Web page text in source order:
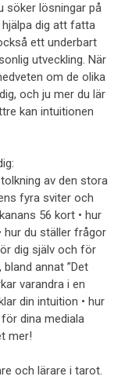
söker lösningar på
dig att fatta
ett underbart
utveckling. När
om de olika
och ju mer du lär
kan intuitionen
av den stora
fyra sviter och
56 kort • hur
hur du ställer frågor
dig själv och för
annat ”Det
varandra i en
din intuition • hur
dina mediala
mer!
och lärare i tarot.